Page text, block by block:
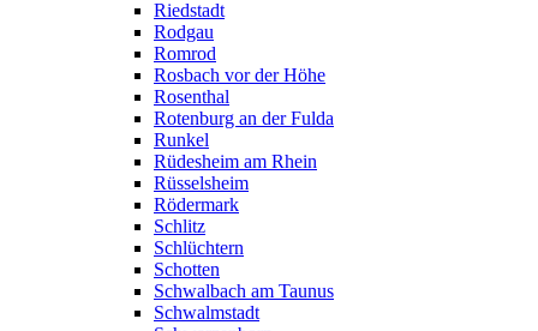
Riedstadt
Rodgau
Romrod
Rosbach vor der Höhe
Rosenthal
Rotenburg an der Fulda
Runkel
Rüdesheim am Rhein
Rüsselsheim
Rödermark
Schlitz
Schlüchtern
Schotten
Schwalbach am Taunus
Schwalmstadt